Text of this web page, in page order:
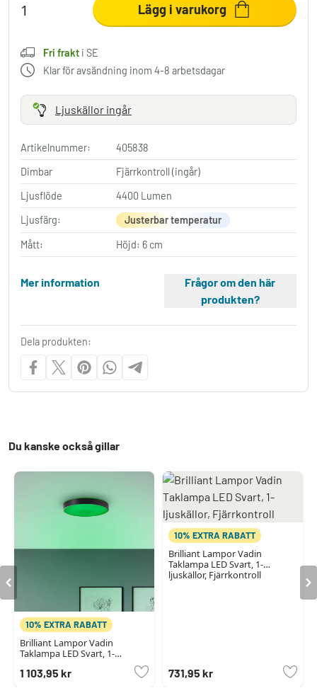
Lägg i varukorg
Fri frakt i SE
Klar för avsändning inom 4-8 arbetsdagar
Ljuskällor ingår
Artikelnummer:
405838
Dimbar
Fjärrkontroll (ingår)
Ljusflöde
4400 Lumen
Ljusfärg:
Justerbar temperatur
Mått: Höjd: 6 cm
Mer information
Frågor om den här
produkten?
Dela produkten:
Du kanske också gillar
10% EXTRA RABATT
Brilliant Lampor Vadin
Taklampa LED Svart, 1-
1 103,95 kr
10% EXTRA RABATT
Brilliant Lampor Vadin
Taklampa LED Svart, 1-
ljuskällor, Fjärrkontroll
731,95 kr